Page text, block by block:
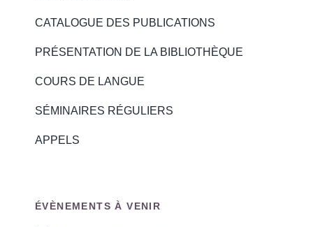
CATALOGUE DES PUBLICATIONS
PRÉSENTATION DE LA BIBLIOTHÈQUE
COURS DE LANGUE
SÉMINAIRES RÉGULIERS
APPELS
ÉVÈNEMENTS À VENIR